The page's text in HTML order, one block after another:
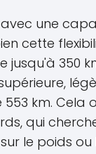
avec une
cette
jusqu'à 350
km. Cela
qui
le poids ou